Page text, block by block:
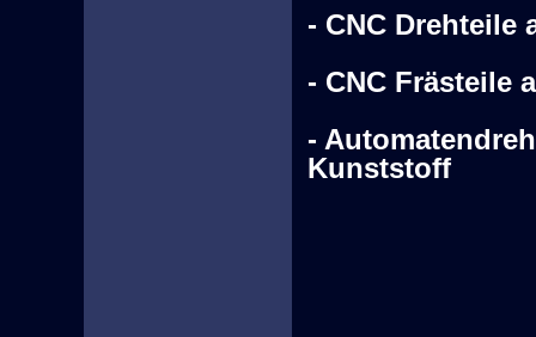
- CNC Drehteile
- CNC Frästeile
-
Kunststoff